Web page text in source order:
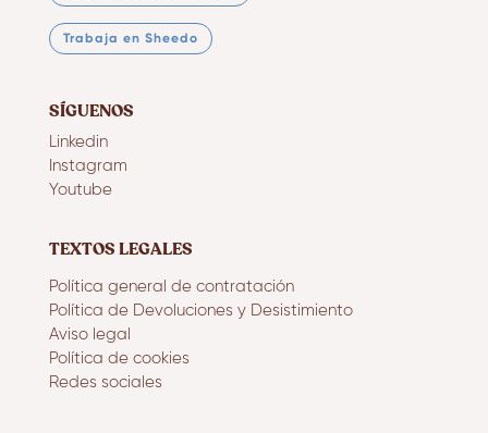
Trabaja en Sheedo
SÍGUENOS
Linkedin
Instagram
Youtube
TEXTOS LEGALES
Política general de contratación
Política de Devoluciones y Desistimiento
Aviso legal
Política de cookies
Redes sociales